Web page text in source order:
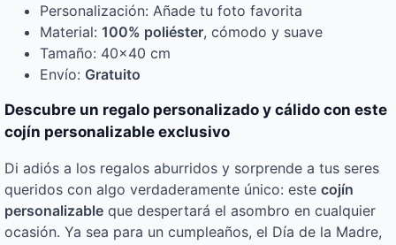
Personalización: Añade tu foto favorita
Material: 100% poliéster, cómodo y suave
Tamaño: 40×40 cm
Envío: Gratuito
Descubre un regalo personalizado y cálido con este
cojín personalizable exclusivo
Di adiós a los regalos aburridos y sorprende a tus seres
queridos con algo verdaderamente único: este cojín
personalizable que despertará el asombro en cualquier
ocasión. Ya sea para un cumpleaños, el Día de la Madre,